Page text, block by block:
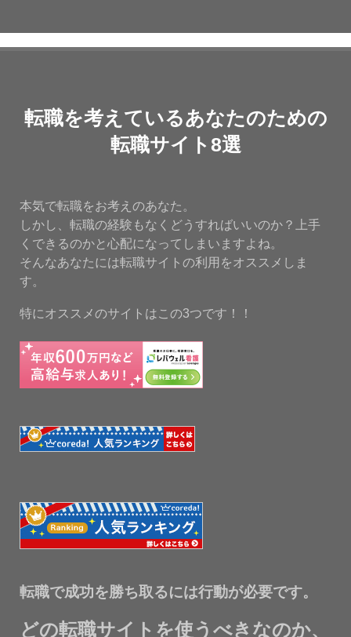
転職を考えているあなたのための
転職サイト8選
本気で転職をお考えのあなた。
しかし、転職の経験もなくどうすればいいのか？上手
くできるのかと心配になってしまいますよね。
そんなあなたには転職サイトの利用をオススメしま
す。
特にオススメのサイトはこの3つです！！
転職で成功を勝ち取るには行動が必要です。
どの転職サイトを使うべきなのか、